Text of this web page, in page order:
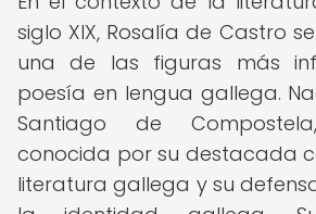
siglo XIX, Rosalía de Castro
una de las figuras más
poesía en lengua gallega.
Santiago de
conocida por su destacada
literatura gallega y su